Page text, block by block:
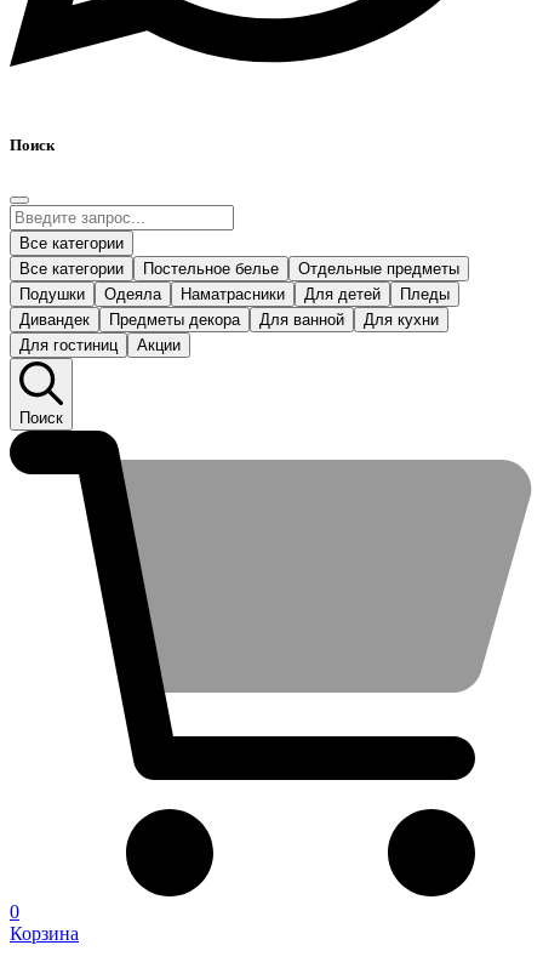
Поиск
Все категории
Все категории
Постельное белье
Отдельные предметы
Подушки
Одеяла Наматрасники Для детей
Пледы
Дивандек
Предметы декора Для ванной
Для кухни
Для гостиниц
Акции
Поиск
0
Корзина